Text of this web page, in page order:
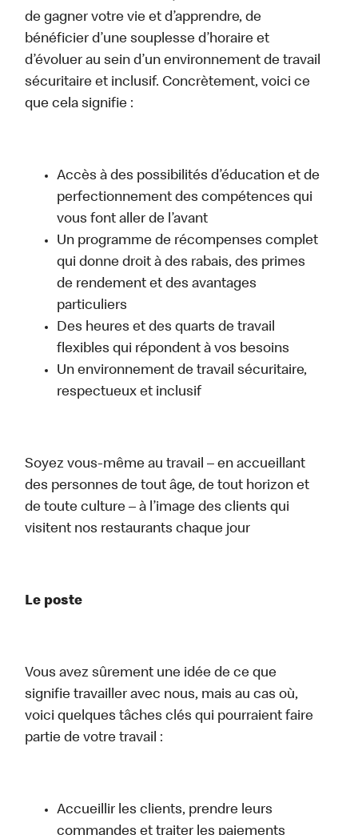
de gagner votre vie et d’apprendre, de
bénéficier d’une souplesse d’horaire et
d’évoluer au sein d’un environnement de travail
sécuritaire et inclusif. Concrètement, voici ce
que cela signifie :
Accès à des possibilités d’éducation et de
perfectionnement des compétences qui
vous font aller de l’avant
Un programme de récompenses complet
qui donne droit à des rabais, des primes
de rendement et des avantages
particuliers
Des heures et des quarts de travail
flexibles qui répondent à vos besoins
Un environnement de travail sécuritaire,
respectueux et inclusif
Soyez vous-même au travail – en accueillant
des personnes de tout âge, de tout horizon et
de toute culture – à l’image des clients qui
visitent nos restaurants chaque jour
Le poste
Vous avez sûrement une idée de ce que
signifie travailler avec nous, mais au cas où,
voici quelques tâches clés qui pourraient faire
partie de votre travail :
Accueillir les clients, prendre leurs
commandes et traiter les paiements